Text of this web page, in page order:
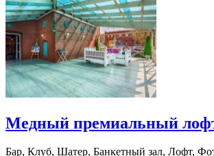
Медный премиальный
Бар, Клуб, Шатер, Банкетный зал, Лофт,